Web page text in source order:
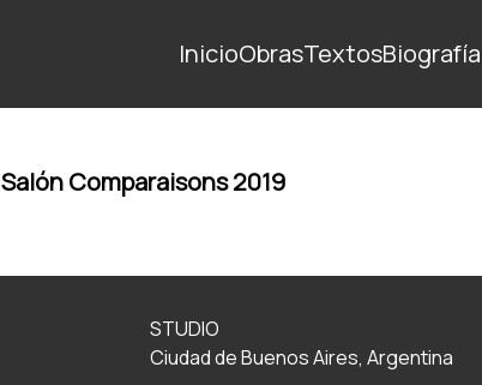
InicioObrasTextosBiografía
Salón Comparaisons 2019
STUDIO
Ciudad de Buenos Aires, Argentina